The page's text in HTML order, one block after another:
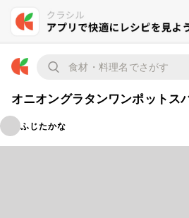
オニオングラタンワンポットス
ふじたかな